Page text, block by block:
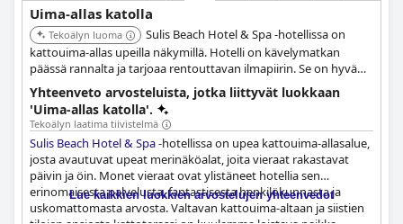
Uima-allas katolla
Tekoälyn luoma
Sulis Beach Hotel & Spa -hotellissa on
kattouima-allas upeilla näkymillä. Hotelli on kävelymatkan
päässä rannalta ja tarjoaa rentouttavan ilmapiirin. Se on hyvä
vaihtoehto niille, jotka haluavat olla lähellä toimintaa.
Yhteenveto arvosteluista, jotka liittyvät luokkaan
'Uima-allas katolla'.
Tekoälyn laatima tiivistelmä
Sulis Beach Hotel & Spa-hotellissa on upea kattouima-allasalue,
josta avautuvat upeat merinäköalat, joita vieraat rakastavat
päivin ja öin. Monet vieraat ovat ylistäneet hotellia sen
erinomaisesta palvelusta, fantastisesta henkilökunnasta ja
uskomattomasta arvosta. Valtavan kattouima-altaan ja siistien
Lue kaikkien luokkien arvostelujen yhteenvedot